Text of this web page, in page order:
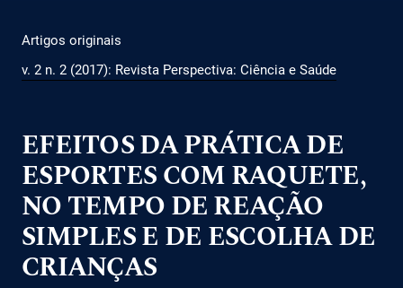
Artigos originais
v. 2 n. 2 (2017): Revista Perspectiva: Ciência e Saúde
EFEITOS DA PRÁTICA DE
ESPORTES COM RAQUETE,
NO TEMPO DE REAÇÃO
SIMPLES E DE ESCOLHA DE
CRIANÇAS